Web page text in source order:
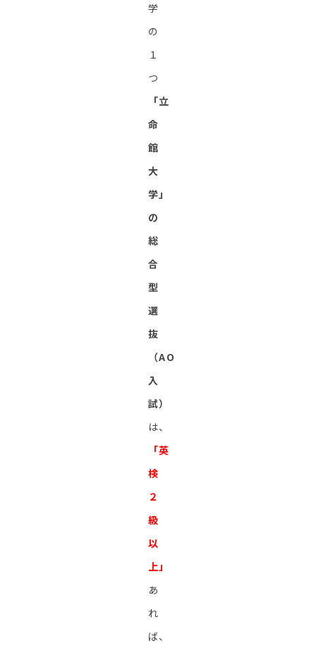
学
の
１
つ
「立
命
館
大
学」
の
総
合
型
選
抜
（AO
入
試）
は、
「英
検
２
級
以
上」
あ
れ
ば、